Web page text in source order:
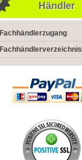
Händler
Fachhändlerzugang
Fachhändlerverzeichnis